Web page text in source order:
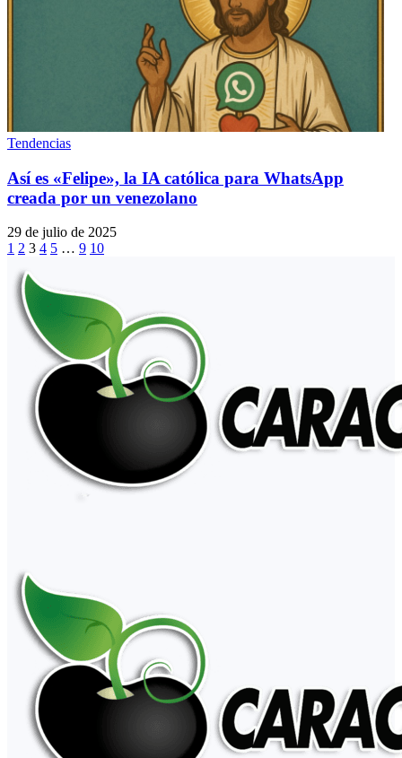
Tendencias
Así es «Felipe», la IA católica para WhatsApp
creada por un venezolano
29 de julio de 2025
1 2 3 4 5 … 9 10